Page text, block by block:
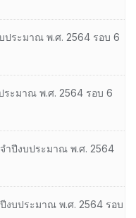
ประมาณ พ.ศ. 2564 รอบ 6
ระมาณ พ.ศ. 2564 รอบ 6
ำปีงบประมาณ พ.ศ. 2564
งบประมาณ พ.ศ. 2564 รอบ